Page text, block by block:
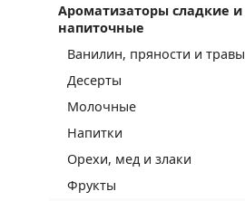
Ароматизаторы сладкие и
напиточные
Ванилин, пряности и травы
Десерты
Молочные
Напитки
Орехи, мед и злаки
Фрукты